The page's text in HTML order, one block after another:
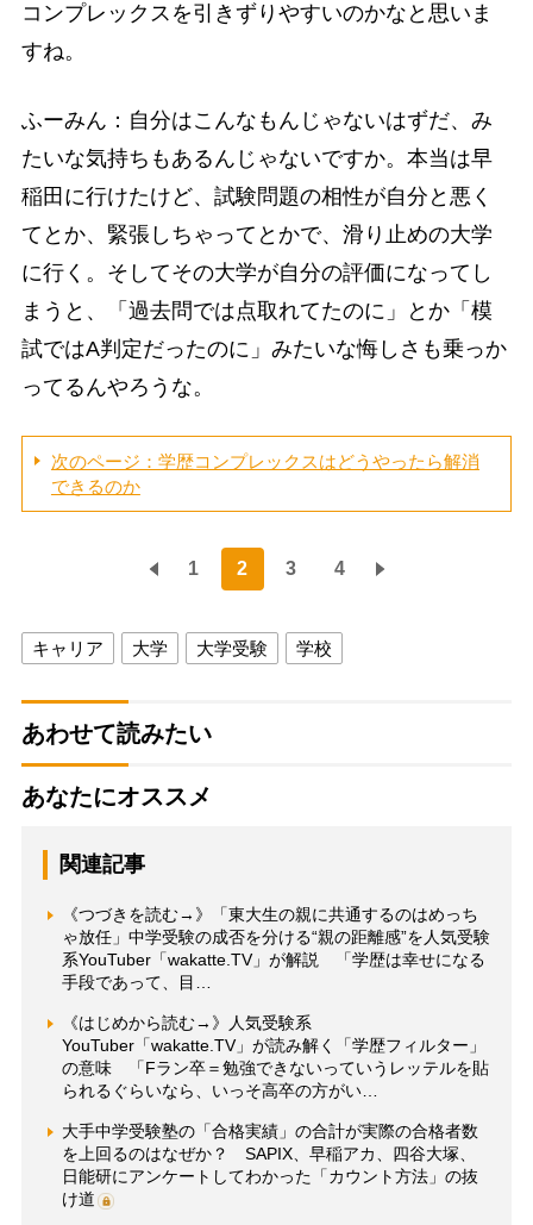
コンプレックスを引きずりやすいのかなと思いま
すね。
ふーみん：自分はこんなもんじゃないはずだ、み
たいな気持ちもあるんじゃないですか。本当は早
稲田に行けたけど、試験問題の相性が自分と悪く
てとか、緊張しちゃってとかで、滑り止めの大学
に行く。そしてその大学が自分の評価になってし
まうと、「過去問では点取れてたのに」とか「模
試ではA判定だったのに」みたいな悔しさも乗っか
ってるんやろうな。
次のページ：学歴コンプレックスはどうやったら解消
できるのか
1 2 3 4
キャリア 大学 大学受験 学校
あわせて読みたい
あなたにオススメ
関連記事
《つづきを読む→》「東大生の親に共通するのはめっち
ゃ放任」中学受験の成否を分ける“親の距離感”を人気受験
系YouTuber「wakatte.TV」が解説 「学歴は幸せになる
手段であって、目…
《はじめから読む→》人気受験系
YouTuber「wakatte.TV」が読み解く「学歴フィルター」
の意味 「Fラン卒＝勉強できないっていうレッテルを貼
られるぐらいなら、いっそ高卒の方がい…
大手中学受験塾の「合格実績」の合計が実際の合格者数
を上回るのはなぜか？ SAPIX、早稲アカ、四谷大塚、
日能研にアンケートしてわかった「カウント方法」の抜
け道